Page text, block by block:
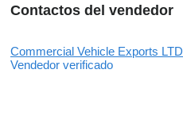
Contactos del vendedor
Commercial Vehicle Exports LTD
Vendedor verificado